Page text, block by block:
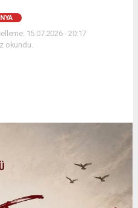
15.07.2026 - 20:17
okundu.